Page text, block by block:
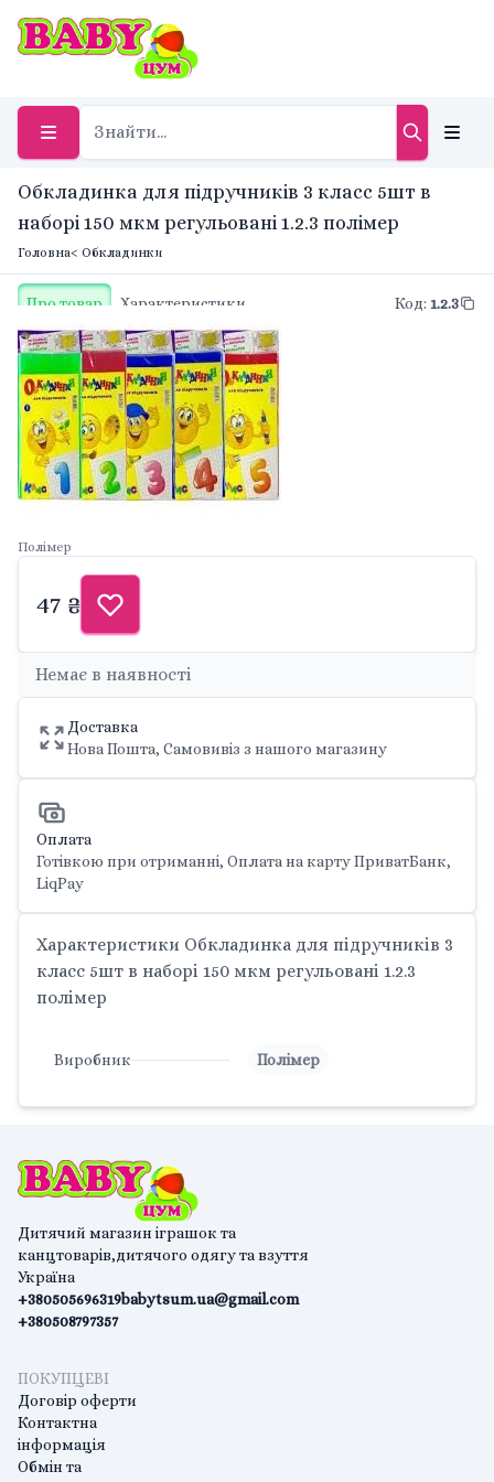
Обкладинка для підручників 3 класс 5шт в
наборі 150 мкм регульовані 1.2.3 полімер
Головна< Обкладинки
Про товар Характеристики Код: 1.2.3
Полімер
47 ₴
Немає в наявності
Доставка
Нова Пошта, Самовивіз з нашого магазину
Оплата
Готівкою при отриманні, Оплата на карту ПриватБанк,
LiqPay
Характеристики Обкладинка для підручників 3
класс 5шт в наборі 150 мкм регульовані 1.2.3
полімер
Виробник Полімер
Дитячий магазин іграшок та
канцтоварів,дитячого одягу та взуття
Україна
+380505696319
+380508797357
babytsum.ua@gmail.com
ПОКУПЦЕВІ
Договір оферти
Контактна
інформація
Обмін та